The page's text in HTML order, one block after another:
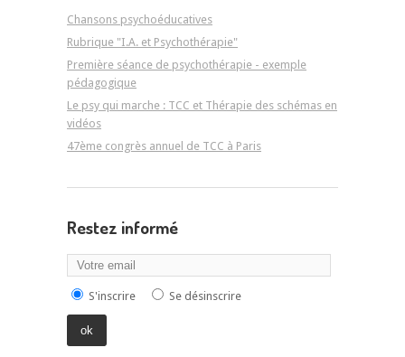
Chansons psychoéducatives
Rubrique "I.A. et Psychothérapie"
Première séance de psychothérapie - exemple
pédagogique
Le psy qui marche : TCC et Thérapie des schémas en
vidéos
47ème congrès annuel de TCC à Paris
Restez informé
S'inscrire Se désinscrire